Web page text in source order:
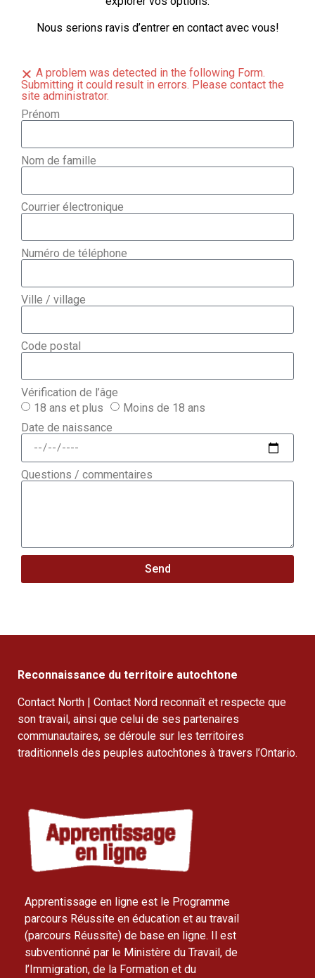
Nous serions ravis d’entrer en contact avec vous!
A problem was detected in the following Form.
Submitting it could result in errors. Please contact the
site administrator.
Prénom
Nom de famille
Courrier électronique
Numéro de téléphone
Ville / village
Code postal
Vérification de l’âge
18 ans et plus
Moins de 18 ans
Date de naissance
Questions / commentaires
Send
Reconnaissance du territoire autochtone
Contact North | Contact Nord reconnaît et respecte que
son travail, ainsi que celui de ses partenaires
communautaires, se déroule sur les territoires
traditionnels des peuples autochtones à travers l’Ontario.
Apprentissage en ligne est le Programme
parcours Réussite en éducation et au travail
(parcours Réussite) de base en ligne. Il est
subventionné par le Ministère du Travail, de
l’Immigration, de la Formation et du